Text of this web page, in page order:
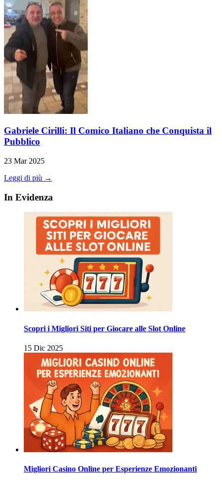
Gabriele Cirilli: Il Comico Italiano che Conquista il
Pubblico
23 Mar 2025
Leggi di più →
In Evidenza
Scopri i Migliori Siti per Giocare alle Slot Online
15 Dic 2025
Migliori Casino Online per Esperienze Emozionanti